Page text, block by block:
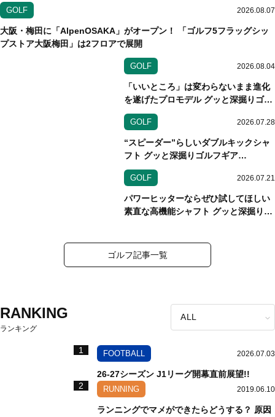
GOLF 2026.08.07
大阪・梅田に「AlpenOSAKA」がオープン！ 「ゴルフ5フラッグシッ
プストア大阪梅田」は2フロアで展開
GOLF 2026.08.04
「いいところ」は変わらないまま進化
を遂げたプロモデル グッと深掘りゴル
フギアVol.208 ブリヂストン「B-
FORGED」アイアン編
GOLF 2026.07.28
“スピーダー”らしいダブルキックシャ
フト グッと深掘りゴルフギア
Vol.207 フジクラ「スピーダーブース
ト」シャフト編
GOLF 2026.07.21
パワーヒッターならぜひ試してほしい
素直な高機能シャフト グッと深掘りゴ
ゴルフ記事一覧
RANKING
ランキング
1 FOOTBALL 2026.07.03
26-27シーズン J1リーグ開幕直前展望!!
2
RUNNING 2019.06.10
ランニングでマメができたらどうする？ 原因